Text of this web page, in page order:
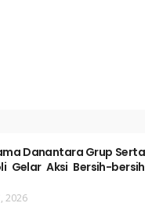
Danantara Grup Serta
Gelar Aksi Bersih-bersih
2026